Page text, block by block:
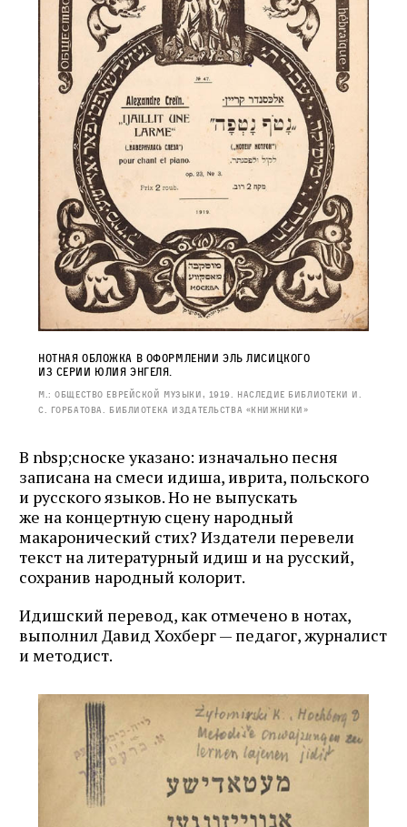
Нотная обложка в оформлении Эль Лиcицкого
из серии Юлия Энгеля.
М.: Общество еврейской музыки, 1919. Наследие Библиотеки И.
С. Горбатова. Библиотека издательства «Книжники»
В nbsp;сноске указано: изначально песня
записана на смеси идиша, иврита, польского
и русского языков. Но не выпускать
же на концертную сцену народный
макаронический стих? Издатели перевели
текст на литературный идиш и на русский,
сохранив народный колорит.
Идишский перевод, как отмечено в нотах,
выполнил Давид Хохберг — педагог, журналист
и методист.